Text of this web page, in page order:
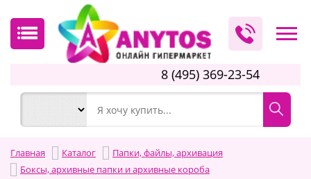
8 (495) 369-23-54
Главная Каталог
Папки, файлы, архивация
Боксы, архивные папки и архивные короба